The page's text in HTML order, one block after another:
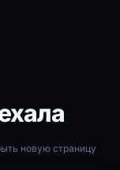
новую страницу